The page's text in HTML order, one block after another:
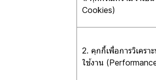
Cookies)
2. คุกกี้เพื่อการวิเครา
ใช้งาน